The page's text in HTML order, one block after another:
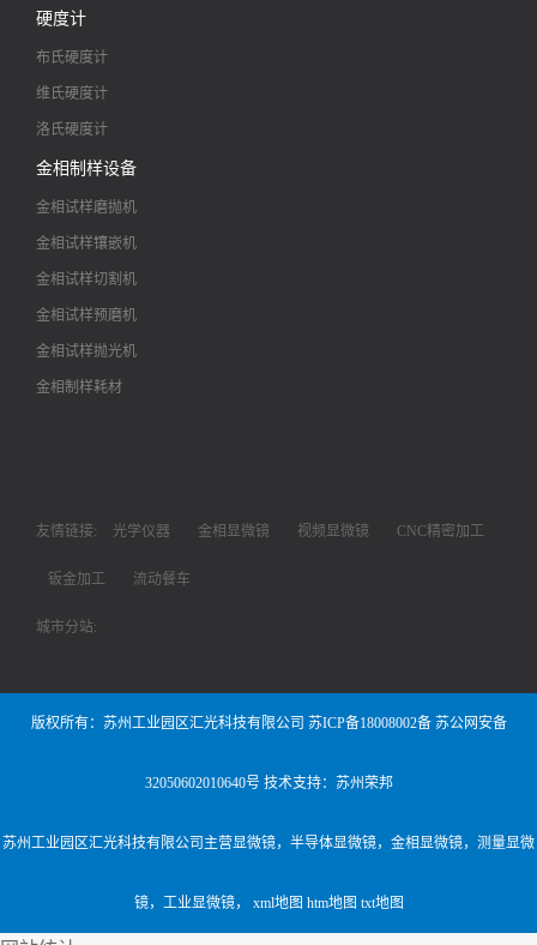
硬度计
布氏硬度计
维氏硬度计
洛氏硬度计
金相制样设备
金相试样磨抛机
金相试样镶嵌机
金相试样切割机
金相试样预磨机
金相试样抛光机
金相制样耗材
友情链接: 光学仪器 金相显微镜 视频显微镜 CNC精密加工
钣金加工 流动餐车
城市分站:
版权所有：苏州工业园区汇光科技有限公司 苏ICP备18008002备 苏公网安备
32050602010640号 技术支持：苏州荣邦
苏州工业园区汇光科技有限公司主营显微镜， 半导体显微镜， 金相显微镜， 测量显微
镜， 工业显微镜， xml地图 htm地图 txt地图